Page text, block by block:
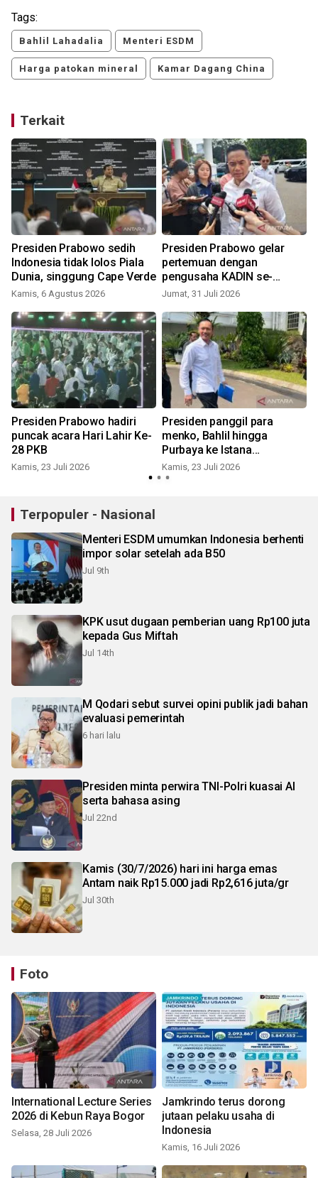
Tags:
Bahlil Lahadalia Menteri ESDM
Harga patokan mineral Kamar Dagang China
Terkait
Presiden Prabowo sedih
Indonesia tidak lolos Piala
Dunia, singgung Cape Verde
Kamis, 6 Agustus 2026
Presiden Prabowo gelar
pertemuan dengan
pengusaha KADIN se-
Indonesia
Jumat, 31 Juli 2026
Presiden Prabowo hadiri
puncak acara Hari Lahir Ke-
28 PKB
Kamis, 23 Juli 2026
Presiden panggil para
menko, Bahlil hingga
Purbaya ke Istana
Kepresidenan bahas KDMP
Kamis, 23 Juli 2026
Terpopuler - Nasional
Menteri ESDM umumkan Indonesia berhenti
impor solar setelah ada B50
Jul 9th
KPK usut dugaan pemberian uang Rp100 juta
kepada Gus Miftah
Jul 14th
M Qodari sebut survei opini publik jadi bahan
evaluasi pemerintah
6 hari lalu
Presiden minta perwira TNI-Polri kuasai AI
serta bahasa asing
Jul 22nd
Kamis (30/7/2026) hari ini harga emas
Antam naik Rp15.000 jadi Rp2,616 juta/gr
Jul 30th
Foto
International Lecture Series
2026 di Kebun Raya Bogor
Selasa, 28 Juli 2026
Jamkrindo terus dorong
jutaan pelaku usaha di
Indonesia
Kamis, 16 Juli 2026